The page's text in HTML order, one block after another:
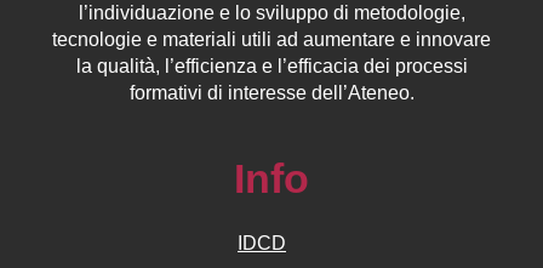
l’individuazione e lo sviluppo di metodologie,
tecnologie e materiali utili ad aumentare e innovare
la qualità, l’efficienza e l’efficacia dei processi
formativi di interesse dell’Ateneo.
Info
IDCD